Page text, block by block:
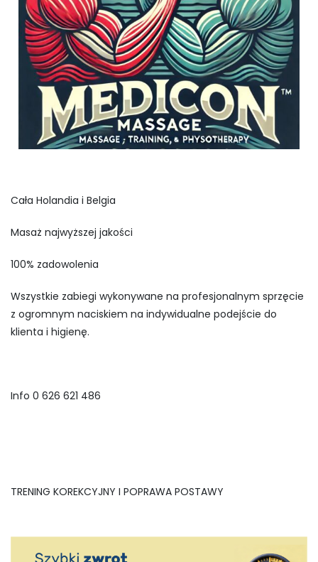
Cała Holandia i Belgia
Masaż najwyższej jakości
100% zadowolenia
Wszystkie zabiegi wykonywane na profesjonalnym sprzęcie
z ogromnym naciskiem na indywidualne podejście do
klienta i higienę.
Info 0 626 621 486
TRENING KOREKCYJNY I POPRAWA POSTAWY